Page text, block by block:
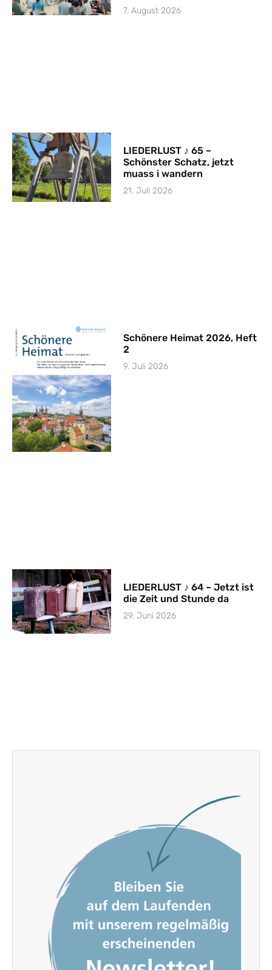
7. August 2026
LIEDERLUST ♪ 65 –
Schönster Schatz, jetzt
muass i wandern
21. Juli 2026
Schönere Heimat 2026, Heft
2
9. Juli 2026
LIEDERLUST ♪ 64 – Jetzt ist
die Zeit und Stunde da
29. Juni 2026